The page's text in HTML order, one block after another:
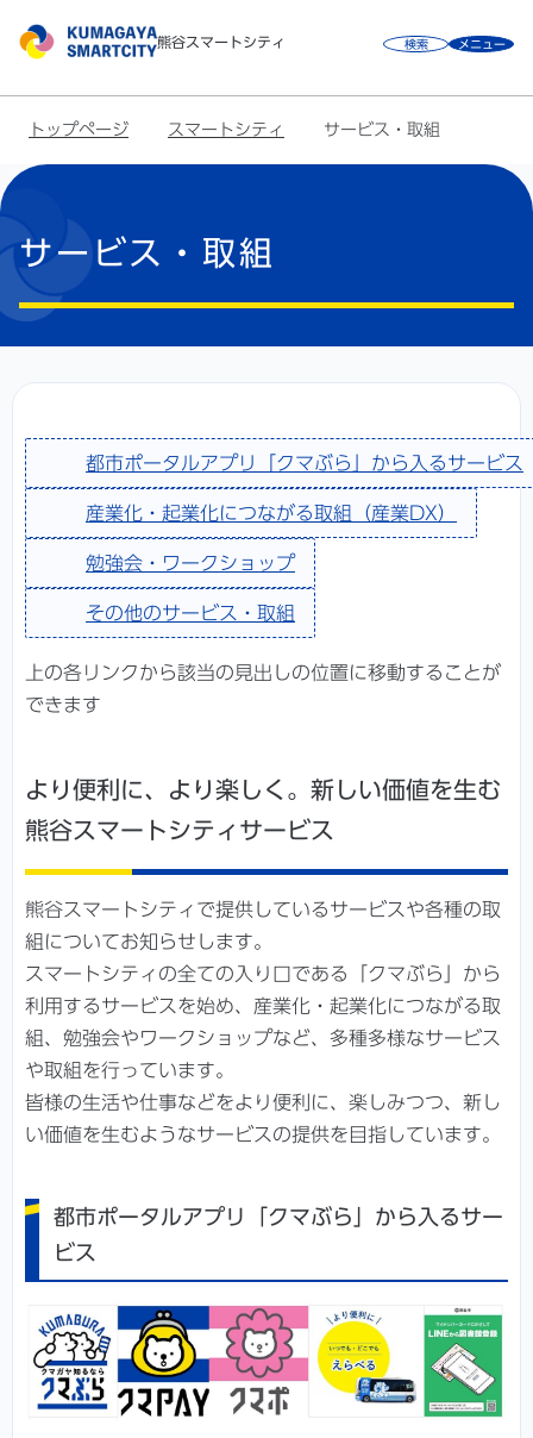
の
先
頭
で
熊谷スマートシティ 検索 メニュー
トップページ スマートシティ サービス・取組
本
文
こ
こ
か
サービス・取組
都市ポータルアプリ「クマぶら」から入るサービス
産業化・起業化につながる取組（産業DX）
勉強会・ワークショップ
その他のサービス・取組
上の各リンクから該当の見出しの位置に移動することが
できます
より便利に、より楽しく。新しい価値を生む
熊谷スマートシティサービス
熊谷スマートシティで提供しているサービスや各種の取
組についてお知らせします。
スマートシティの全ての入り口である「クマぶら」から
利用するサービスを始め、産業化・起業化につながる取
組、勉強会やワークショップなど、多種多様なサービス
や取組を行っています。
皆様の生活や仕事などをより便利に、楽しみつつ、新し
い価値を生むようなサービスの提供を目指しています。
都市ポータルアプリ「クマぶら」から入るサー
ビス